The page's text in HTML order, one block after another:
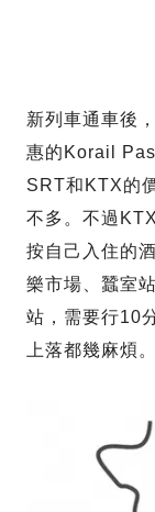
新列車通車後
惠的Korail
SRT和KTX的
不多。不過
按自己入住的
樂市場、蠶室
站，需要行10
上落都幾麻煩。